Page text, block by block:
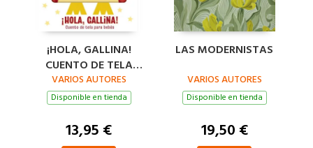
¡HOLA, GALLINA!
CUENTO DE TELA
PARA BEBÉS
VARIOS AUTORES
Disponible en tienda
13,95 €
LAS MODERNISTAS
VARIOS AUTORES
Disponible en tienda
19,50 €